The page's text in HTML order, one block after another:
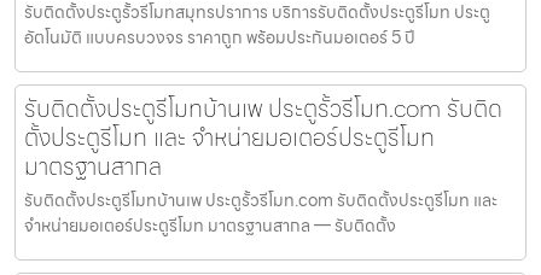
รับติดตั้งประตูรั้วรีโมทสมุทรปราการ บริการรับติดตั้งประตูรีโมท ประตู
อัตโนมัติ แบบครบวงจร ราคาถูก พร้อมประกันมอเตอร์ 5 ปี
รับติดตั้งประตูรีโมทบ้านเพ ประตูรั้วรีโมท.com รับติด
ตั้งประตูรีโมท และ จำหน่ายมอเตอร์ประตูรีโมท
มาตรฐานสากล
รับติดตั้งประตูรีโมทบ้านเพ ประตูรั้วรีโมท.com รับติดตั้งประตูรีโมท และ
จำหน่ายมอเตอร์ประตูรีโมท มาตรฐานสากล — รับติดตั้ง